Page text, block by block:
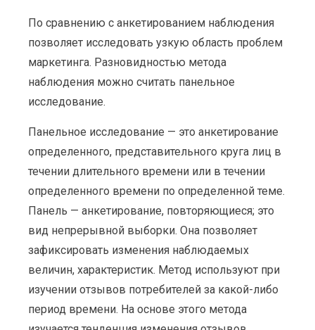
По сравнению с анкетированием наблюдения
позволяет исследовать узкую область проблем
маркетинга. Разновидностью метода
наблюдения можно считать панельное
исследование.
Панельное исследование — это анкетирование
определенного, представительного круга лиц в
течении длительного времени или в течении
определенного времени по определенной теме.
Панель — анкетирование, повторяющиеся; это
вид непрерывной выборки. Она позволяет
зафиксировать изменения наблюдаемых
величин, характеристик. Метод используют при
изучении отзывов потребителей за какой-либо
период времени. На основе этого метода